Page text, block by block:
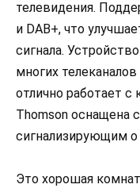
телевидения.
и DAB+, что
сигнала.
многих
отлично работает с
Thomson оснащена
сигнализирующим о
Это хорошая